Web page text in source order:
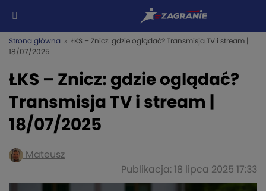
Strona główna » ŁKS – Znicz: gdzie oglądać? Transmisja TV i stream |
18/07/2025
ŁKS – Znicz: gdzie oglądać?
Transmisja TV i stream |
18/07/2025
Mateusz
Publikacja: 18 lipca 2025 17:33